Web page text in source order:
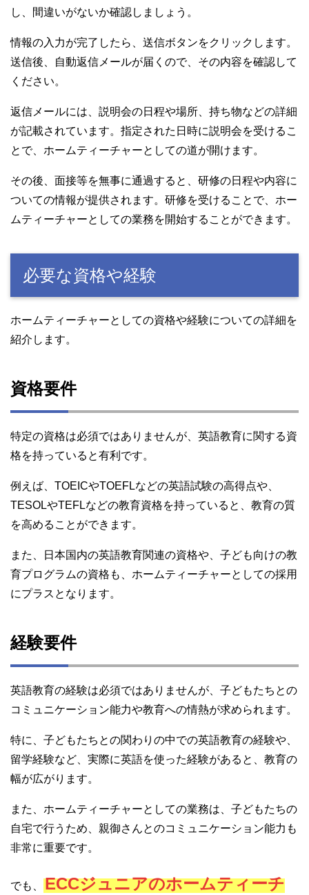
し、間違いがないか確認しましょう。
情報の入力が完了したら、送信ボタンをクリックします。
送信後、自動返信メールが届くので、その内容を確認して
ください。
返信メールには、説明会の日程や場所、持ち物などの詳細
が記載されています。指定された日時に説明会を受けるこ
とで、ホームティーチャーとしての道が開けます。
その後、面接等を無事に通過すると、研修の日程や内容に
ついての情報が提供されます。研修を受けることで、ホー
ムティーチャーとしての業務を開始することができます。
必要な資格や経験
ホームティーチャーとしての資格や経験についての詳細を
紹介します。
資格要件
特定の資格は必須ではありませんが、英語教育に関する資
格を持っていると有利です。
例えば、TOEICやTOEFLなどの英語試験の高得点や、
TESOLやTEFLなどの教育資格を持っていると、教育の質
を高めることができます。
また、日本国内の英語教育関連の資格や、子ども向けの教
育プログラムの資格も、ホームティーチャーとしての採用
にプラスとなります。
経験要件
英語教育の経験は必須ではありませんが、子どもたちとの
コミュニケーション能力や教育への情熱が求められます。
特に、子どもたちとの関わりの中での英語教育の経験や、
留学経験など、実際に英語を使った経験があると、教育の
幅が広がります。
また、ホームティーチャーとしての業務は、子どもたちの
自宅で行うため、親御さんとのコミュニケーション能力も
非常に重要です。
でも、
ECCジュニアのホームティーチ